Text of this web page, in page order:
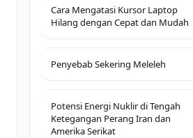
Cara Mengatasi Kursor Laptop
Hilang dengan Cepat dan Mudah
Penyebab Sekering Meleleh
Potensi Energi Nuklir di Tengah
Ketegangan Perang Iran dan
Amerika Serikat